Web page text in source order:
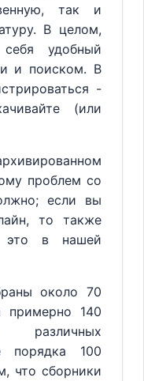
так и
В целом,
удобный
и поиском. В
-
(или
проблем со
если вы
то также
это в нашей
около 70
примерно 140
различных
порядка 100
что сборники